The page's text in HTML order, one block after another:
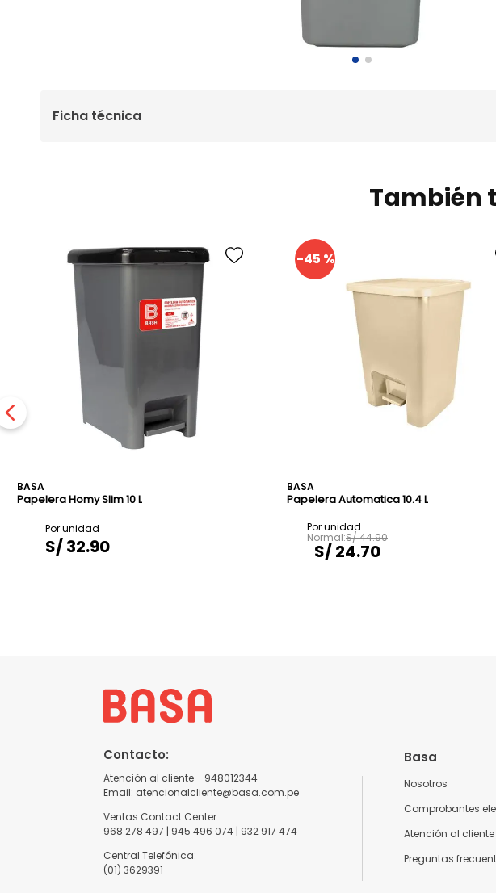
Ficha técnica
También
BASA
Papelera Homy Slim 10 L
S/32.90
-45 %
BASA
Papelera Automatica 10.4 L
S/44.90
S/24.70
Contacto:
Atención al cliente - 948012344
Email: atencionalcliente@basa.com.pe
Ventas Contact Center:
968 278 497 | 945 496 074 | 932 917 474
Central Telefónica:
(01) 3629391
Basa
Nosotros
Comprobantes
Atención al cliente
Preguntas